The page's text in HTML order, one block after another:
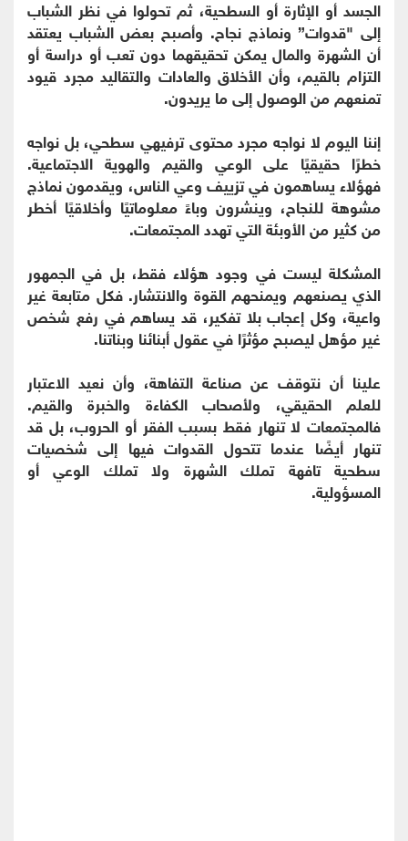
الجسد أو الإثارة أو السطحية، ثم تحولوا في نظر الشباب
إلى "قدوات” ونماذج نجاح. وأصبح بعض الشباب يعتقد
أن الشهرة والمال يمكن تحقيقهما دون تعب أو دراسة أو
التزام بالقيم، وأن الأخلاق والعادات والتقاليد مجرد قيود
تمنعهم من الوصول إلى ما يريدون.
إننا اليوم لا نواجه مجرد محتوى ترفيهي سطحي، بل نواجه
خطرًا حقيقيًا على الوعي والقيم والهوية الاجتماعية.
فهؤلاء يساهمون في تزييف وعي الناس، ويقدمون نماذج
مشوهة للنجاح، وينشرون وباءً معلوماتيًا وأخلاقيًا أخطر
من كثير من الأوبئة التي تهدد المجتمعات.
المشكلة ليست في وجود هؤلاء فقط، بل في الجمهور
الذي يصنعهم ويمنحهم القوة والانتشار. فكل متابعة غير
واعية، وكل إعجاب بلا تفكير، قد يساهم في رفع شخص
غير مؤهل ليصبح مؤثرًا في عقول أبنائنا وبناتنا.
علينا أن نتوقف عن صناعة التفاهة، وأن نعيد الاعتبار
للعلم الحقيقي، ولأصحاب الكفاءة والخبرة والقيم.
فالمجتمعات لا تنهار فقط بسبب الفقر أو الحروب، بل قد
تنهار أيضًا عندما تتحول القدوات فيها إلى شخصيات
سطحية تافهة تملك الشهرة ولا تملك الوعي أو
المسؤولية.